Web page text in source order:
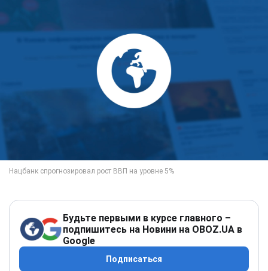
Будьте первыми в курсе главного –
подпишитесь на Новини на OBOZ.UA в
Google
Подписаться